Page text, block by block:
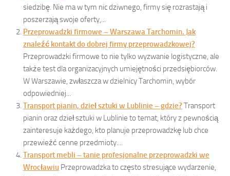
siedzibę. Nie ma w tym nic dziwnego, firmy się rozrastają i
poszerzają swoje oferty,...
Przeprowadzki firmowe – Warszawa Tarchomin. Jak
znaleźć kontakt do dobrej firmy przeprowadzkowej?
Przeprowadzki firmowe to nie tylko wyzwanie logistyczne, ale
także test dla organizacyjnych umiejętności przedsiębiorców.
W Warszawie, zwłaszcza w dzielnicy Tarchomin, wybór
odpowiedniej...
Transport pianin, dzieł sztuki w Lublinie – gdzie? Transport
pianin oraz dzieł sztuki w Lublinie to temat, który z pewnością
zainteresuje każdego, kto planuje przeprowadzkę lub chce
przewieźć cenne przedmioty....
Transport mebli – tanie profesjonalne przeprowadzki we
Wrocławiu Przeprowadzka to często stresujące wydarzenie,